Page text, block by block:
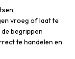
vroeg of laat te
begrippen
te handelen en